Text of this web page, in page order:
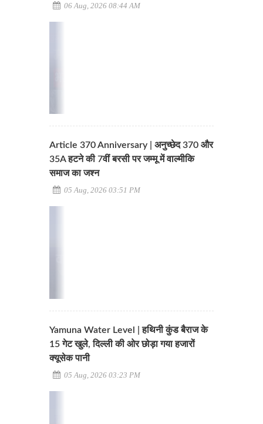
06 Aug, 2026 08:44 AM
Article 370 Anniversary | अनुच्छेद 370 और
35A हटने की 7वीं बरसी पर जम्मू में वाल्मीकि
समाज का जश्न
05 Aug, 2026 03:51 PM
Yamuna Water Level | हथिनी कुंड बैराज के
15 गेट खुले, दिल्ली की ओर छोड़ा गया हजारों
क्यूसेक पानी
05 Aug, 2026 03:23 PM